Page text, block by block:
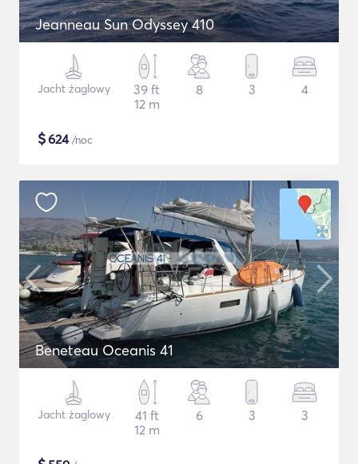
Jeanneau Sun Odyssey 410
Jacht żaglowy
39 ft
12 m
8 3 4
$624/noc
Beneteau Oceanis 41
Jacht żaglowy
41 ft
12 m
6 3 3